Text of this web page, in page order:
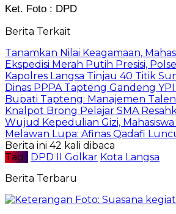
Ket. Foto : DPD
Berita Terkait
Tanamkan Nilai Keagamaan,
Ekspedisi Merah Putih Presisi,
Kapolres Langsa Tinjau 40 Titik
Dinas PPPA Tapteng Gandeng
Bupati Tapteng: Manajemen
Knalpot Brong Pelajar SMA
Wujud Kepedulian Gizi,
Melawan Lupa: Afinas Qadafi
Berita ini 42 kali dibaca
Tag : DPD II Golkar Kota Langsa
Berita Terbaru